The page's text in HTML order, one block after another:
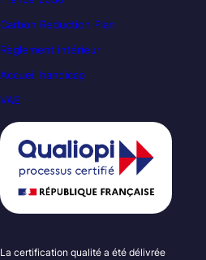
Carbon Reduction Plan
Règlement intérieur
Accueil handicap
VAE
La certification qualité a été délivrée